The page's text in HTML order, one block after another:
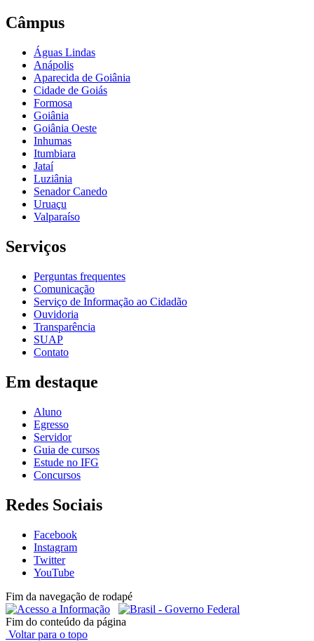
Câmpus
Águas Lindas
Anápolis
Aparecida de Goiânia
Cidade de Goiás
Formosa
Goiânia
Goiânia Oeste
Inhumas
Itumbiara
Jataí
Luziânia
Senador Canedo
Uruaçu
Valparaíso
Serviços
Perguntas frequentes
Comunicação
Serviço de Informação ao Cidadão
Ouvidoria
Transparência
SUAP
Contato
Em destaque
Aluno
Egresso
Servidor
Guia de cursos
Estude no IFG
Concursos
Redes Sociais
Facebook
Instagram
Twitter
YouTube
Fim da navegação de rodapé
Fim do conteúdo da página
Voltar para o topo